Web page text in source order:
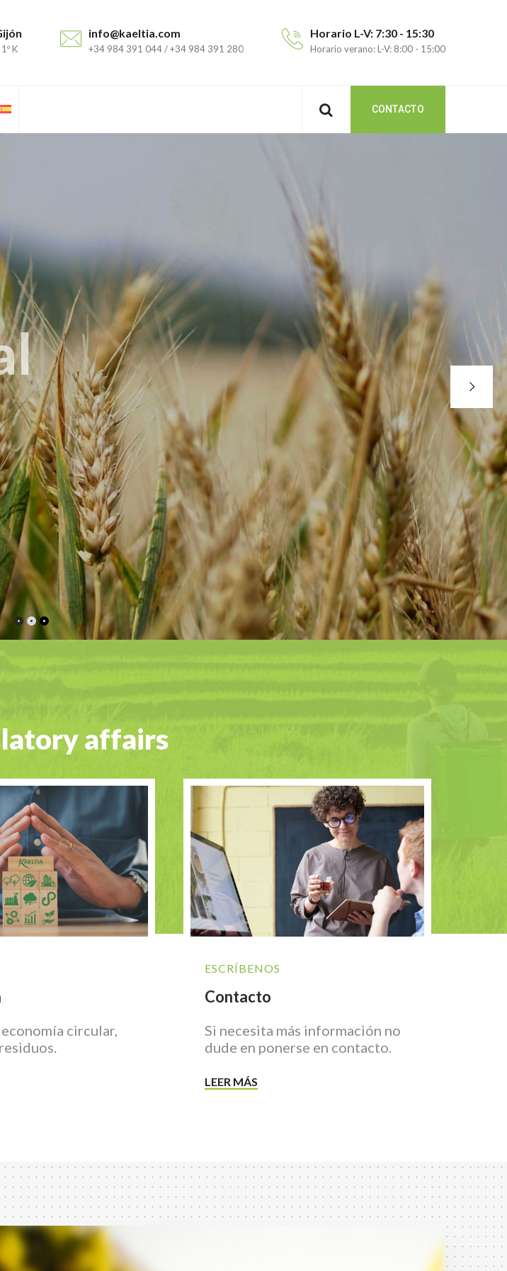
K
info@kaeltia.com
+34 984 391 044 / +34 984 391 280
Horario L-V: 7:30 - 15:30
Horario verano: L-V: 8:00 - 15:00
CONTACTO
affairs
circular,
ESCRÍBENOS
Contacto
Si necesita más información no
dude en ponerse en contacto.
LEER MÁS